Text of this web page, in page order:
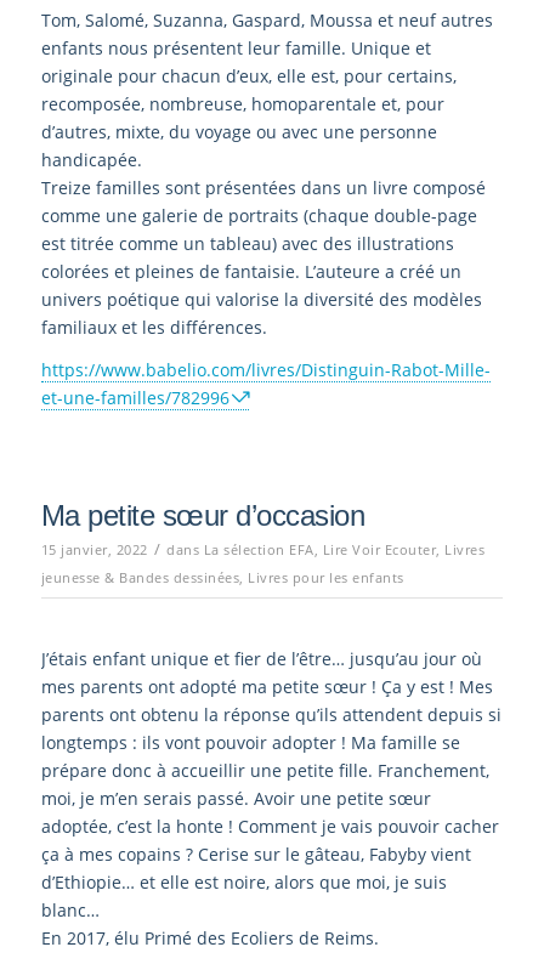
Tom, Salomé, Suzanna, Gaspard, Moussa et neuf autres
enfants nous présentent leur famille. Unique et
originale pour chacun d’eux, elle est, pour certains,
recomposée, nombreuse, homoparentale et, pour
d’autres, mixte, du voyage ou avec une personne
handicapée.
Treize familles sont présentées dans un livre composé
comme une galerie de portraits (chaque double-page
est titrée comme un tableau) avec des illustrations
colorées et pleines de fantaisie. L’auteure a créé un
univers poétique qui valorise la diversité des modèles
familiaux et les différences.
https://www.babelio.com/livres/Distinguin-Rabot-Mille-
et-une-familles/782996
Ma petite sœur d’occasion
15 janvier, 2022 / dans La sélection EFA, Lire Voir Ecouter, Livres
jeunesse & Bandes dessinées, Livres pour les enfants
J’étais enfant unique et fier de l’être… jusqu’au jour où
mes parents ont adopté ma petite sœur ! Ça y est ! Mes
parents ont obtenu la réponse qu’ils attendent depuis si
longtemps : ils vont pouvoir adopter ! Ma famille se
prépare donc à accueillir une petite fille. Franchement,
moi, je m’en serais passé. Avoir une petite sœur
adoptée, c’est la honte ! Comment je vais pouvoir cacher
ça à mes copains ? Cerise sur le gâteau, Fabyby vient
d’Ethiopie… et elle est noire, alors que moi, je suis
blanc…
En 2017, élu Primé des Ecoliers de Reims.